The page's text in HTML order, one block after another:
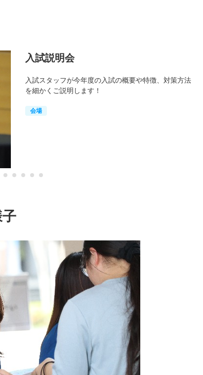
入試説明会
入試スタッフが今年度の入試の概要や特徴、対策方法
を細かくご説明します！
会場